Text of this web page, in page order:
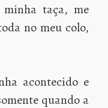
taça, me
no meu colo,
acontecido e
quando a